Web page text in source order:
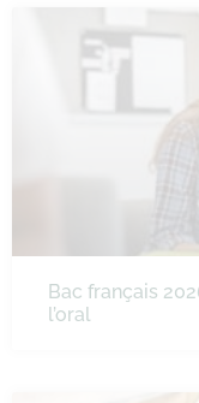
Bac français
l’oral